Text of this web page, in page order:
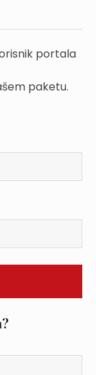
portala
paketu.